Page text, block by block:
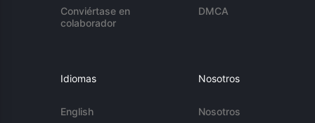
Conviértase en
colaborador
DMCA
Idiomas
English
Nosotros
Nosotros